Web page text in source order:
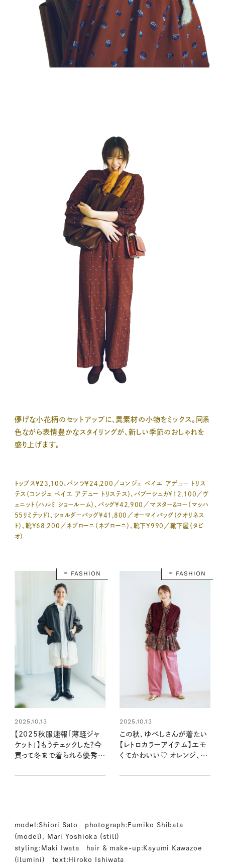
儚げな小花柄のセットアップに、異素材の小物をミックス。同系
色ながら表情豊かなスタイリングが、新しい季節のおしゃれを
盛り上げます。
トップス¥23,100、パンツ¥24,200／コンジェ ペイエ アデュー トリス
テス（コンジェ ペイエ アデュー トリステス）、バブーシュカ¥12,100／ヴ
ェニット（ハルミ ショールーム）、バッグ¥42,900／マスター&コー（マッハ
55リミテッド）、ショルダーバッグ¥41,800／オーマイバッグ（クオリネス
ト）、靴¥68,200／ネブローニ（ネブローニ）、靴下¥990／靴下屋（タビ
オ）
FASHION
2025.10.13
【2025秋服速報「薄軽ジャ
ケット」】もうチェックした？今
買って冬まで着られる優秀ア
がセレクト
FASHION
2025.10.13
この秋、ゆべしさんが着たい
【レトロカラーアイテム】エモ
くてかわいい♡ オレンジ、オ
注目カラーが集合！
model:Shiori Sato photograph:Fumiko Shibata
(model), Mari Yoshioka (still)
styling:Maki Iwata hair & make-up:Kayumi Kawazoe
(ilumini) text:Hiroko Ishiwata